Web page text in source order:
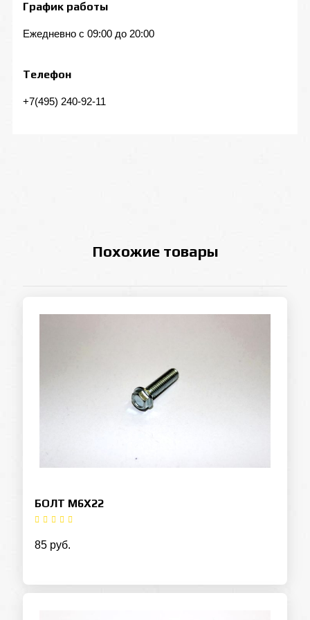
График работы
Ежедневно с 09:00 до 20:00
Телефон
+7(495) 240-92-11
Похожие товары
БОЛТ М6Х22
85 руб.